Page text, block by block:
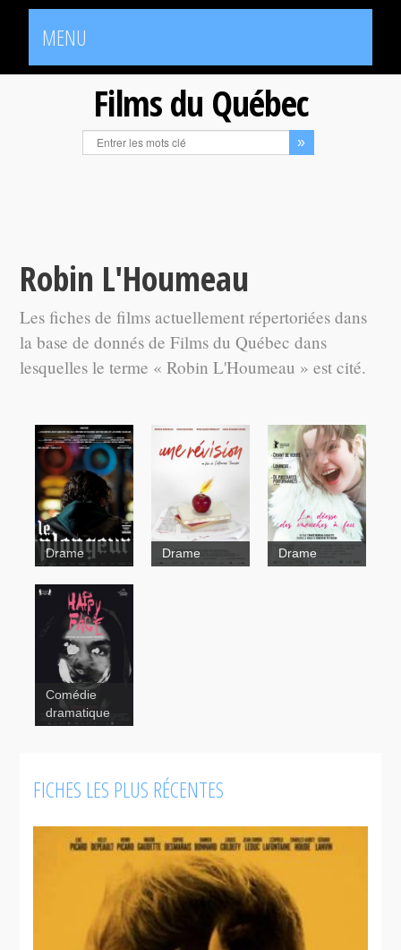
MENU
Films du Québec
Robin L'Houmeau
Les fiches de films actuellement répertoriées dans
la base de donnés de Films du Québec dans
lesquelles le terme « Robin L'Houmeau » est cité.
Mémoires
affectives
Drame Drame Drame
Comédie
dramatique
FICHES LES PLUS RÉCENTES